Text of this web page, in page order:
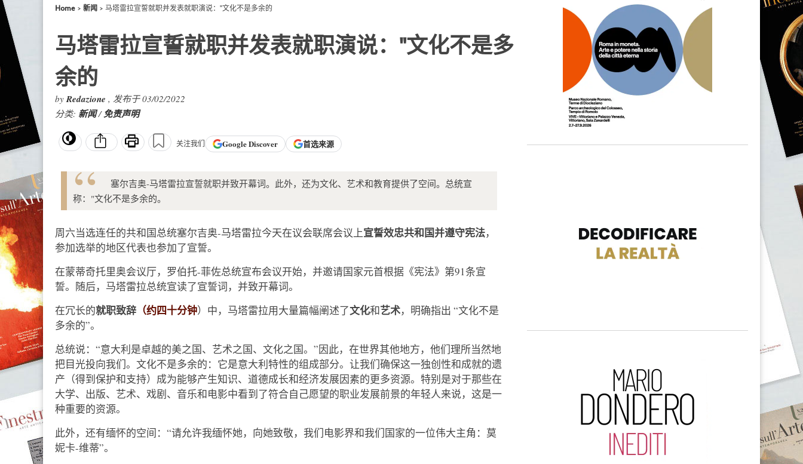
Home 新闻 马塔雷拉宣誓就职并发表就职演说："文化不是多余的
马塔雷拉宣誓就职并发表就职演说："文化不是多
余的
byRedazione , 发布于 03/02/2022
分类: 新闻/免责声明
关注我们 GoogleDiscover 首选来源
塞尔吉奥-马塔雷拉宣誓就职并致开幕词。此外，还为文化、艺术和教育提供了空间。总统宣
称："文化不是多余的。
周六当选连任的共和国总统塞尔吉奥-马塔雷拉今天在议会联席会议上宣誓效忠共和国并遵守宪法，
参加选举的地区代表也参加了宣誓。
在蒙蒂奇托里奥会议厅，罗伯托-菲佐总统宣布会议开始，并邀请国家元首根据《宪法》第91条宣
誓。随后，马塔雷拉总统宣读了宣誓词，并致开幕词。
在冗长的就职致辞 （约四十分钟）中，马塔雷拉用大量篇幅阐述了文化和艺术，明确指出 “文化不是
多余的”。
总统说：“意大利是卓越的美之国、艺术之国、文化之国。”因此，在世界其他地方，他们理所当然地
把目光投向我们。文化不是多余的：它是意大利特性的组成部分。让我们确保这一独创性和成就的遗
产（得到保护和支持）成为能够产生知识、道德成长和经济发展因素的更多资源。特别是对于那些在
大学、出版、艺术、戏剧、音乐和电影中看到了符合自己愿望的职业发展前景的年轻人来说，这是一
种重要的资源。
此外，还有缅怀的空间：“请允许我缅怀她，向她致敬，我们电影界和我们国家的一位伟大主角：莫
妮卡-维蒂”。